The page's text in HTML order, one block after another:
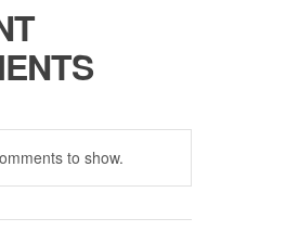
to show.